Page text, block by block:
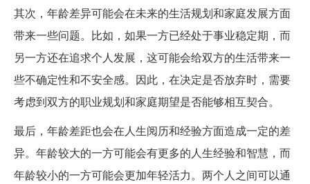
其次，年龄差异可能会在未来的生活规划和家庭发展方面
带来一些问题。比如，如果一方已经处于事业稳定期，而
另一方还在追求个人发展，这可能会给双方的生活带来一
些不确定性和不安全感。因此，在决定是否放弃时，需要
考虑到双方的职业规划和家庭期望是否能够相互契合。
最后，年龄差距也会在人生阅历和经验方面造成一定的差
异。年龄较大的一方可能会有更多的人生经验和智慧，而
年龄较小的一方可能会更加年轻活力。两个人之间可以通